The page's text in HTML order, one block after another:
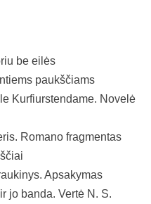
be eilės
paukščiams
Kurfiurstendame. Novelė
Romano fragmentas
Apsakymas
jo banda. Vertė N. S.